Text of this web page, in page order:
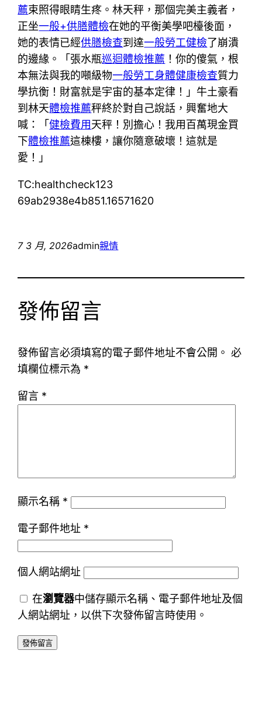
薦束照得眼睛生疼。林天秤，那個完美主義者，
正坐一般+供膳體檢在她的平衡美學吧檯後面，
她的表情已經供膳檢查到達一般勞工健檢了崩潰
的邊緣。「張水瓶巡迴體檢推薦 ！你的傻氣，根
本無法與我的噸級物一般勞工身體健康檢查質力
學抗衡！財富就是宇宙的基本定律！」牛土豪看
到林天體檢推薦秤終於對自己說話，興奮地大
喊：「健檢費用天秤！別擔心！我用百萬現金買
下體檢推薦這棟樓，讓你隨意破壞！這就是
愛！」
TC:healthcheck123
69ab2938e4b851.16571620
7 3 月, 2026admin親情
發佈留言
發佈留言必須填寫的電子郵件地址不會公開。 必
填欄位標示為 *
留言 *
顯示名稱 *
電子郵件地址 *
個人網站網址
在瀏覽器中儲存顯示名稱、電子郵件地址及個
人網站網址，以供下次發佈留言時使用。